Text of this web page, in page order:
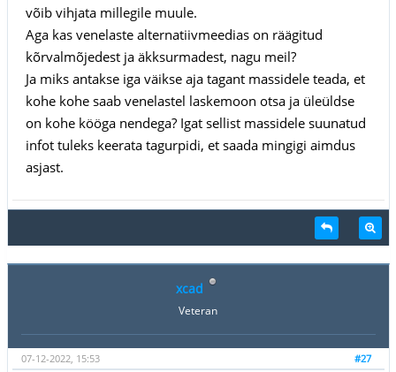
võib vihjata millegile muule.
Aga kas venelaste alternatiivmeedias on räägitud
kõrvalmõjedest ja äkksurmadest, nagu meil?
Ja miks antakse iga väikse aja tagant massidele teada, et
kohe kohe saab venelastel laskemoon otsa ja üleüldse
on kohe kööga nendega? Igat sellist massidele suunatud
infot tuleks keerata tagurpidi, et saada mingigi aimdus
asjast.
xcad
Veteran
#27
07-12-2022, 15:53